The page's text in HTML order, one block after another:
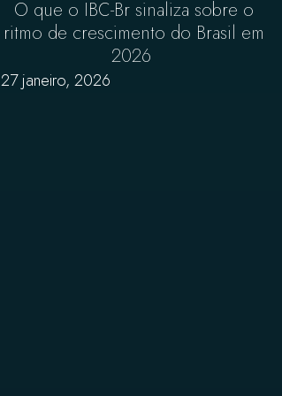
O que o IBC-Br sinaliza sobre o
ritmo de crescimento do Brasil em
2026
27 janeiro, 2026